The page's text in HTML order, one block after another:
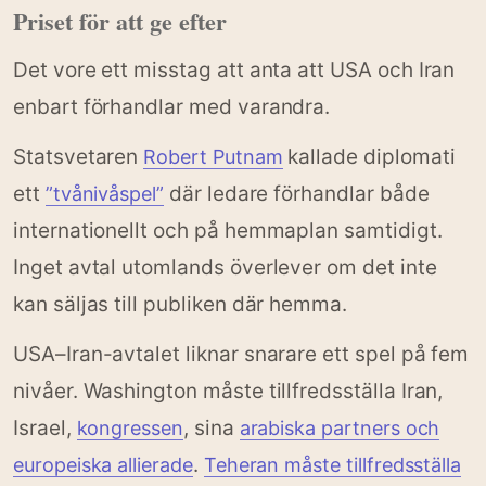
Priset för att ge efter
Det vore ett misstag att anta att USA och Iran
enbart förhandlar med varandra.
Statsvetaren Robert Putnam kallade diplomati
ett ”tvånivåspel” där ledare förhandlar både
internationellt och på hemmaplan samtidigt.
Inget avtal utomlands överlever om det inte
kan säljas till publiken där hemma.
USA–Iran-avtalet liknar snarare ett spel på fem
nivåer. Washington måste tillfredsställa Iran,
Israel, kongressen, sina arabiska partners och
europeiska allierade. Teheran måste tillfredsställa